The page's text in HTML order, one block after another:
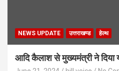
NEWS UPDATE उत्तराखण्ड हेल्थ
आदि कैलाश से मुख्यमंत्री ने दिया